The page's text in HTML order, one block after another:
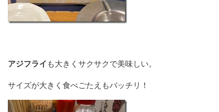
アジフライ も大きくサクサクで美味しい。
サイズが大きく食べごたえもバッチリ！